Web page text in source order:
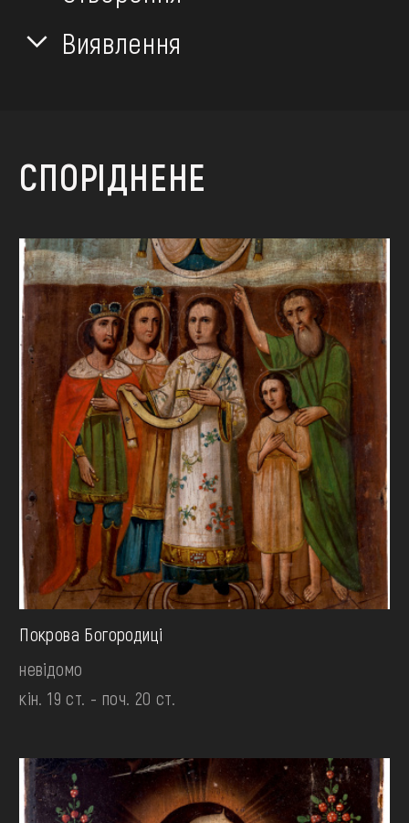
Виявлення
СПОРІДНЕНЕ
Покрова Богородиці
невідомо
кін. 19 ст. - поч. 20 ст.